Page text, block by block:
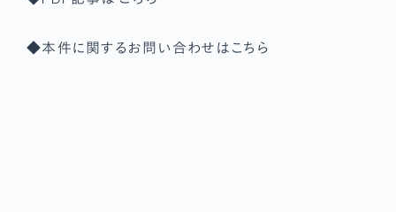
◆本件に関するお問い合わせは こちら